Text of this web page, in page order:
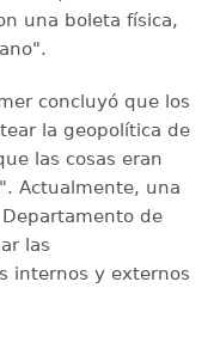
una boleta física,
concluyó que los
la geopolítica de
las cosas eran
Actualmente, una
de
las
internos y externos